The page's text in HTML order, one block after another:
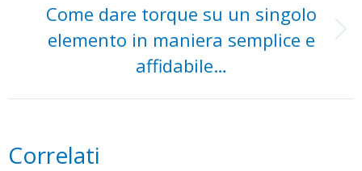
post
Prossimo
post:
Come dare torque su un singolo
elemento in maniera semplice e
affidabile…
Correlati